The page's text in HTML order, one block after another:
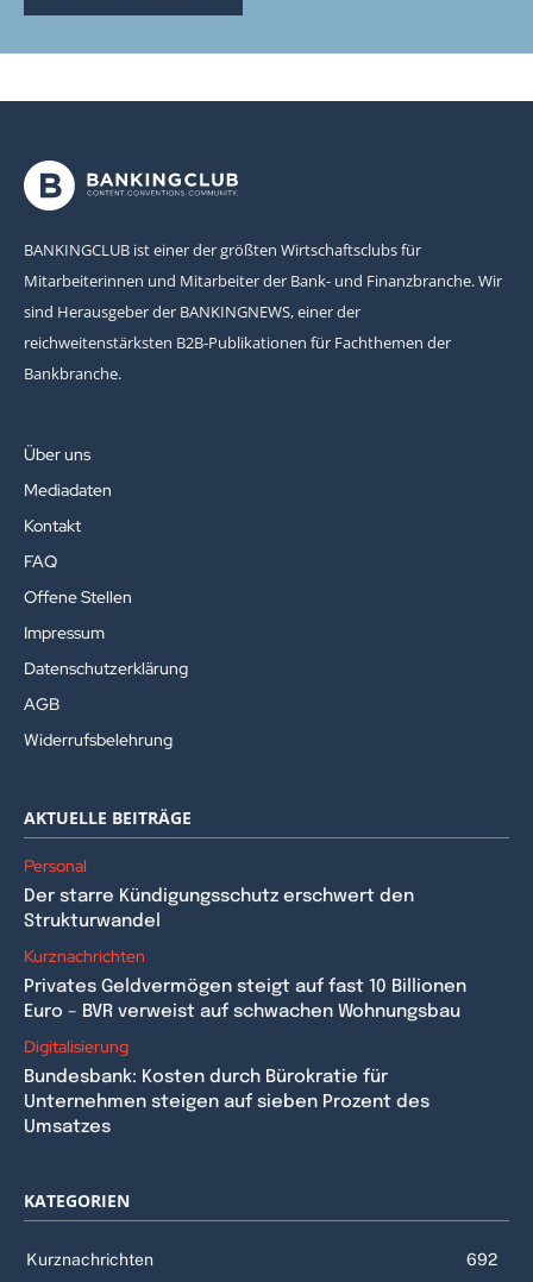
BANKINGCLUB ist einer der größten Wirtschaftsclubs für
Mitarbeiterinnen und Mitarbeiter der Bank- und Finanzbranche. Wir
sind Herausgeber der BANKINGNEWS, einer der
reichweitenstärksten B2B-Publikationen für Fachthemen der
Bankbranche.
Über uns
Mediadaten
Kontakt
FAQ
Offene Stellen
Impressum
Datenschutzerklärung
AGB
Widerrufsbelehrung
AKTUELLE BEITRÄGE
Personal
Der starre Kündigungsschutz erschwert den
Strukturwandel
Kurznachrichten
Privates Geldvermögen steigt auf fast 10 Billionen
Euro – BVR verweist auf schwachen Wohnungsbau
Digitalisierung
Bundesbank: Kosten durch Bürokratie für
Unternehmen steigen auf sieben Prozent des
Umsatzes
KATEGORIEN
Kurznachrichten 692